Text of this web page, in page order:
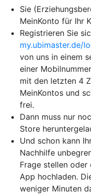
Sie
MeinKonto für Ihr
Registrieren Sie
my.ubimaster.de/
von uns in einem
einer
mit den letzten 4
MeinKontos und
frei.
Dann muss nur
Store
Und schon kann
Nachhilfe
Frage stellen
App hochladen.
weniger Minuten